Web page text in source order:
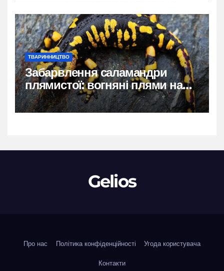
ТВАРИННИЦТВО
Забарвлення саламандри
плямистої: вогняні плями на
чорному тлі
Gelios
Про нас Політика конфіденційності Угода користувача
Контакти